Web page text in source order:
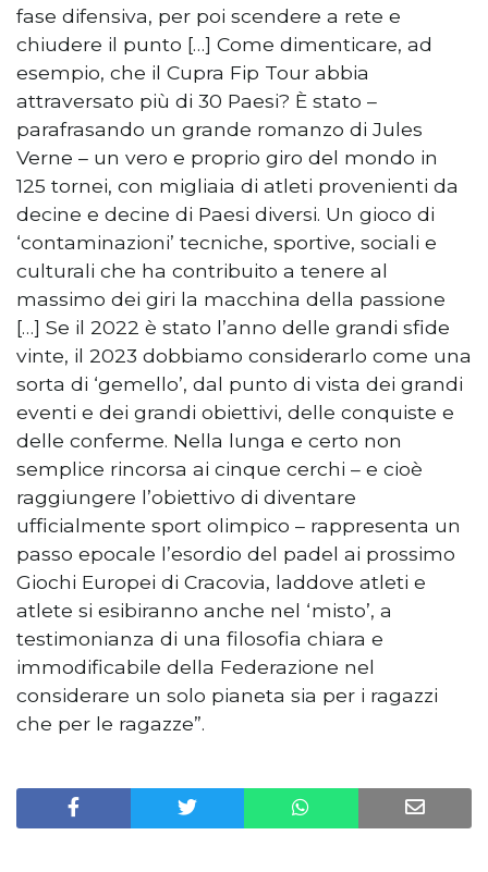
fase difensiva, per poi scendere a rete e
chiudere il punto […] Come dimenticare, ad
esempio, che il Cupra Fip Tour abbia
attraversato più di 30 Paesi? È stato –
parafrasando un grande romanzo di Jules
Verne – un vero e proprio giro del mondo in
125 tornei, con migliaia di atleti provenienti da
decine e decine di Paesi diversi. Un gioco di
‘contaminazioni’ tecniche, sportive, sociali e
culturali che ha contribuito a tenere al
massimo dei giri la macchina della passione
[…] Se il 2022 è stato l’anno delle grandi sfide
vinte, il 2023 dobbiamo considerarlo come una
sorta di ‘gemello’, dal punto di vista dei grandi
eventi e dei grandi obiettivi, delle conquiste e
delle conferme. Nella lunga e certo non
semplice rincorsa ai cinque cerchi – e cioè
raggiungere l’obiettivo di diventare
ufficialmente sport olimpico – rappresenta un
passo epocale l’esordio del padel ai prossimo
Giochi Europei di Cracovia, laddove atleti e
atlete si esibiranno anche nel ‘misto’, a
testimonianza di una filosofia chiara e
immodificabile della Federazione nel
considerare un solo pianeta sia per i ragazzi
che per le ragazze”.